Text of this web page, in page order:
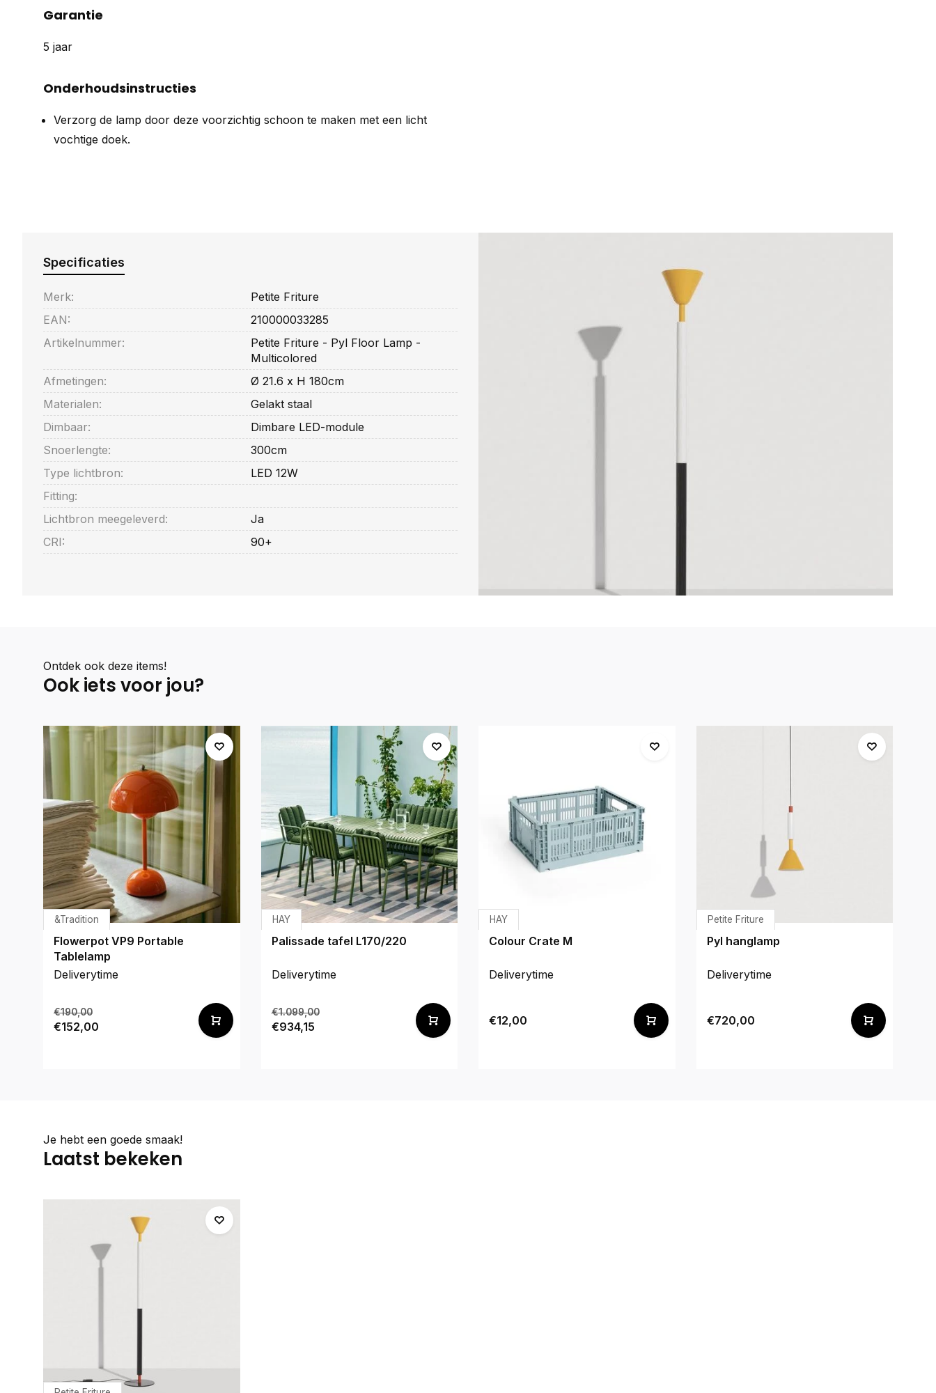
Garantie
5 jaar
Onderhoudsinstructies
Verzorg de lamp door deze voorzichtig schoon te maken met een licht
vochtige doek.
Specificaties
Merk:
Petite Friture
EAN:
210000033285
Artikelnummer:
Petite Friture - Pyl Floor Lamp -
Multicolored
Afmetingen:
Ø 21.6 x H 180cm
Materialen:
Gelakt staal
Dimbaar:
Dimbare LED-module
Snoerlengte:
300cm
Type lichtbron:
LED 12W
Fitting:
Lichtbron meegeleverd:
Ja
CRI:
90+
Ontdek ook deze items!
Ook iets voor jou?
&Tradition
Flowerpot VP9 Portable
Tablelamp
Deliverytime
€190,00
€152,00
HAY
Palissade tafel L170/220
Deliverytime
€1.099,00
€934,15
HAY
Colour Crate M
Deliverytime
€12,00
Petite Friture
Pyl hanglamp
Deliverytime
€720,00
Je hebt een goede smaak!
Laatst bekeken